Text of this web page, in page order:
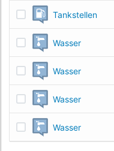
Tankstellen
Wasser
Wasser
Wasser
Wasser